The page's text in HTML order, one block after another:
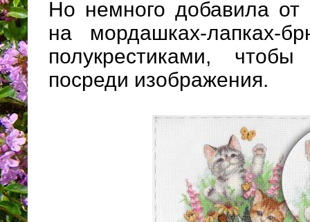
Но немного добавила
на мордашках-лапках-
полукрестиками,
посреди изображения.